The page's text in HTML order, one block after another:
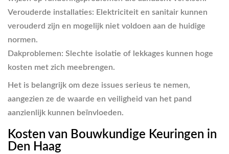
Verouderde installaties: Elektriciteit en sanitair kunnen
verouderd zijn en mogelijk niet voldoen aan de huidige
normen.
Dakproblemen: Slechte isolatie of lekkages kunnen hoge
kosten met zich meebrengen.
Het is belangrijk om deze issues serieus te nemen,
aangezien ze de waarde en veiligheid van het pand
aanzienlijk kunnen beïnvloeden.
Kosten van Bouwkundige Keuringen in
Den Haag